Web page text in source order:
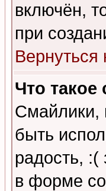
включён,
при
Вернуться
Что такое
Смайлики,
быть
радость, :(
в форме